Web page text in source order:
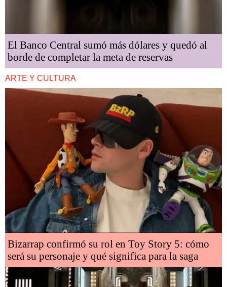
El Banco Central sumó más dólares y quedó al
borde de completar la meta de reservas
ARTE Y CULTURA
Bizarrap confirmó su rol en Toy Story 5: cómo
será su personaje y qué significa para la saga